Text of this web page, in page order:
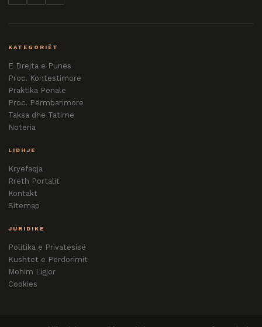
KATEGORIËT
E Drejta e Punës
Proc. Kontestimore
Praktika Penale
Proc. Përmbarimore
Taksa dhe Tatime
Noteria
LIDHJE
Kryefaqja
Rreth Portalit
Kontakt
Sitemap
JURIDIKE
Politika e Privatësisë
Kushtet e Përdorimit
Mohim Ligjor
Cookies